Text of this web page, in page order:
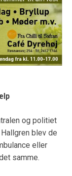
og politiet
blev de
eller
samme.